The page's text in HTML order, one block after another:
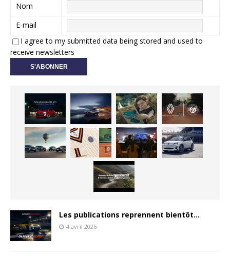
Nom
E-mail
I agree to my submitted data being stored and used to
receive newsletters
Les publications reprennent bientôt…
4 avril 2026